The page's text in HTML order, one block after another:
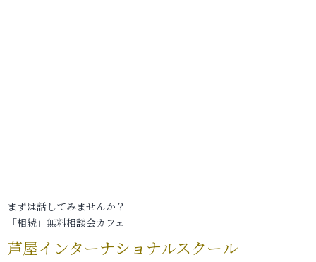
まずは話してみませんか？
「相続」無料相談会カフェ
芦屋インターナショナルスクール